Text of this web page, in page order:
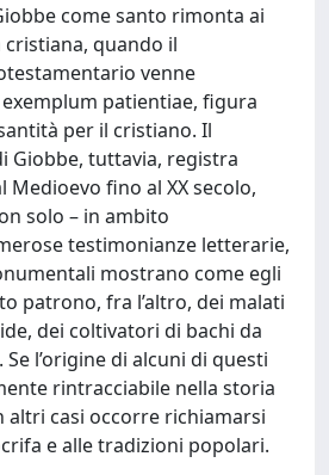
come santo rimonta ai
cristiana, quando il
venne
exemplum patientiae, figura
per il cristiano. Il
Giobbe, tuttavia, registra
fino al XX secolo,
solo – in ambito
testimonianze letterarie,
mostrano come egli
patrono, fra l’altro, dei malati
dei coltivatori di bachi da
l’origine di alcuni di questi
rintracciabile nella storia
altri casi occorre richiamarsi
e alle tradizioni popolari.